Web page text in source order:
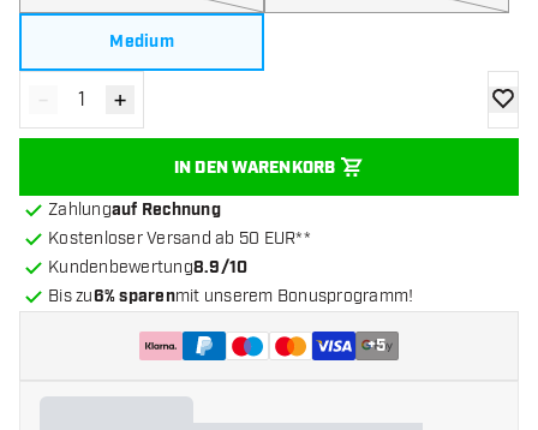
Medium
Menge verringern
- Menge erhöhen
+
IN DEN WARENKORB
Zur
Zahlungauf Rechnung
Kostenloser Versand ab 50 EUR**
Kundenbewertung8.9/10
Bis zu6% sparenmit unserem Bonusprogramm!
+5